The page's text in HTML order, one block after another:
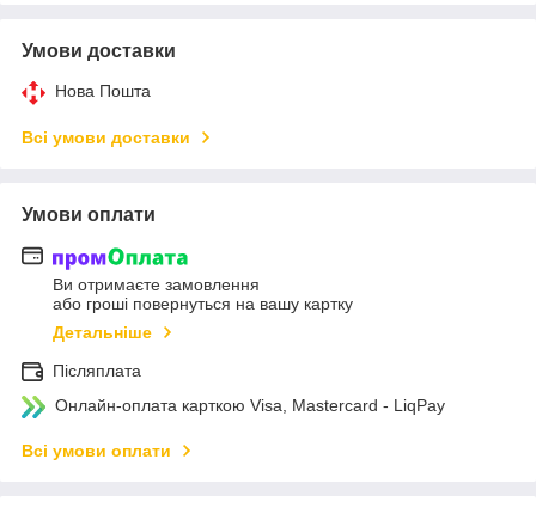
Умови доставки
Нова Пошта
Всі умови доставки
Умови оплати
Ви отримаєте замовлення
або гроші повернуться на вашу картку
Детальніше
Післяплата
Онлайн-оплата карткою Visa, Mastercard - LiqPay
Всі умови оплати